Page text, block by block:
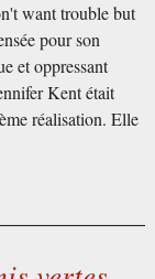
want trouble but
pour son
et oppressant
Kent était
réalisation. Elle